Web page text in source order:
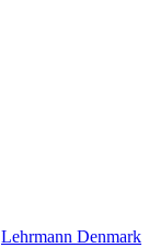
Lehrmann Denmark